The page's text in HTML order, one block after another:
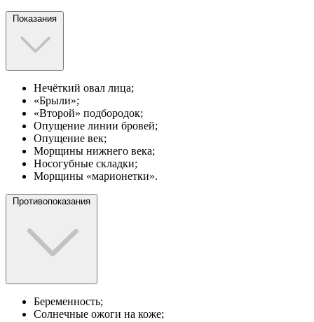
Показания
Нечёткий овал лица;
«Брыли»;
«Второй» подбородок;
Опущение линии бровей;
Опущение век;
Морщины нижнего века;
Носогубные складки;
Морщины «марионетки».
Противопоказания
Беременность;
Солнечные ожоги на коже;